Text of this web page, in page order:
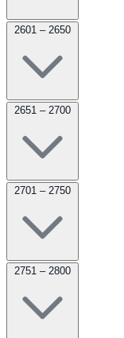
2601 – 2650
2651 – 2700
2701 – 2750
2751 – 2800